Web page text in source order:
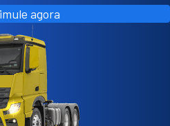
agora